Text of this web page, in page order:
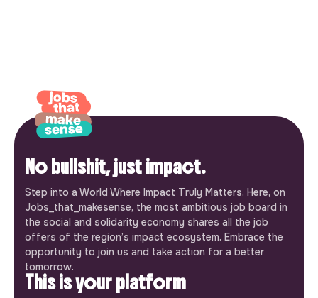
No bullshit, just impact.
Step into a World Where Impact Truly Matters. Here, on
Jobs_that_makesense, the most ambitious job board in
the social and solidarity economy shares all the job
offers of the region’s impact ecosystem. Embrace the
opportunity to join us and take action for a better
tomorrow.
This is your platform